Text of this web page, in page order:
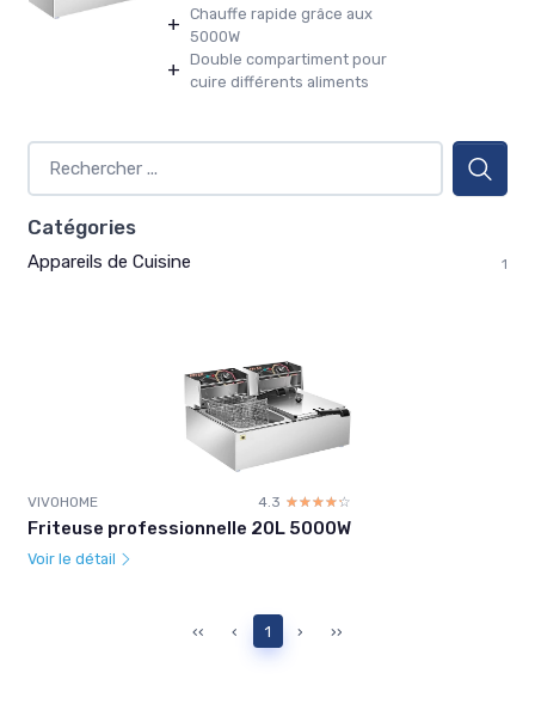
+ Chauffe rapide grâce aux
5000W
+ Double compartiment pour
cuire différents aliments
Catégories
Appareils de Cuisine 1
VIVOHOME 4.3 ☆☆☆☆☆
★★★★★
Friteuse professionnelle 20L 5000W
Voir le détail
‹‹ ‹ 1 › ››